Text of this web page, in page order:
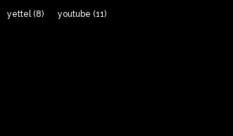
yettel(8) youtube (11)